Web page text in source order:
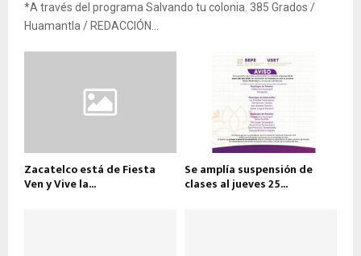
*A través del programa Salvando tu colonia. 385 Grados /
Huamantla / REDACCIÓN...
Zacatelco está de Fiesta
Ven y Vive la...
Se amplía suspensión de
clases al jueves 25...